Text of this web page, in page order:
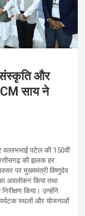
और
CM साय ने
वल्लभभाई पटेल की 150वीं
की झलक हर
पर मुख्यमंत्री विष्णुदेव
अवलोकन किया तथा
किया। उन्होंने
स्थलों और योजनाओं